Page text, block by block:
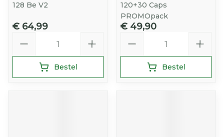
128 Be V2
€ 64,99
Bestel
120+30 Caps
PROMOpack
€ 49,90
Bestel